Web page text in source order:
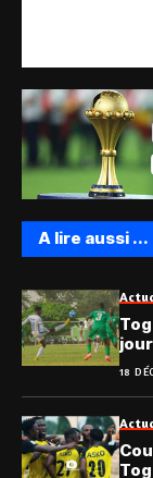
A lire aussi ...
18